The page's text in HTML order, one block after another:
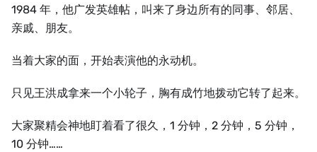
1984 年，他广发英雄帖，叫来了身边所有的同事、邻居、
亲戚、朋友。
当着大家的面，开始表演他的永动机。
只见王洪成拿来一个小轮子，胸有成竹地拨动它转了起来。
大家聚精会神地盯着看了很久，1 分钟，2 分钟，5 分钟，
10 分钟……